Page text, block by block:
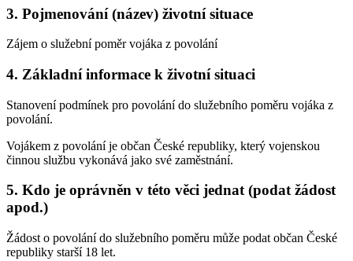
3. Pojmenování (název) životní situace
Zájem o služební poměr vojáka z povolání
4. Základní informace k životní situaci
Stanovení podmínek pro povolání do služebního poměru vojáka z
povolání.
Vojákem z povolání je občan České republiky, který vojenskou
činnou službu vykonává jako své zaměstnání.
5. Kdo je oprávněn v této věci jednat (podat žádost
apod.)
Žádost o povolání do služebního poměru může podat občan České
republiky starší 18 let.